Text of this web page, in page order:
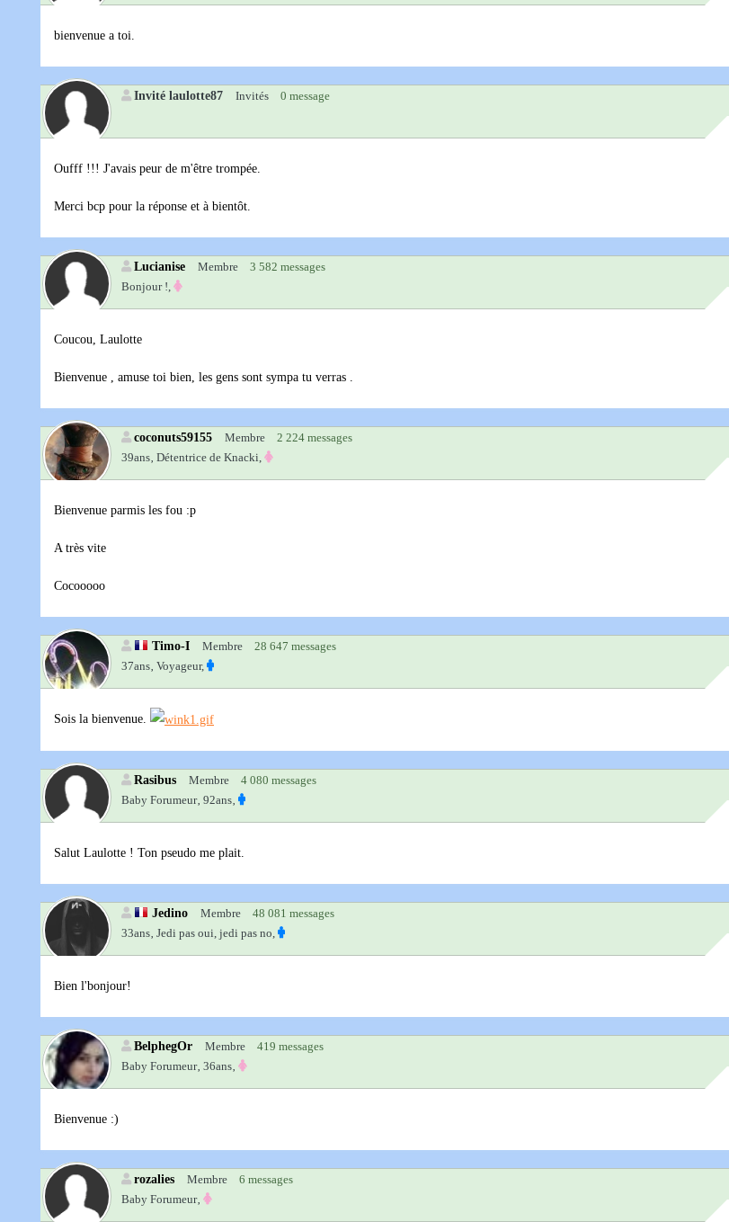
bienvenue a toi.
Invité laulotte87 Invités 0 message
Oufff !!! J'avais peur de m'être trompée.
Merci bcp pour la réponse et à bientôt.
Lucianise Membre
3 582 messages
Bonjour !,
Coucou, Laulotte
Bienvenue , amuse toi bien, les gens sont sympa tu verras .
coconuts59155 Membre
2 224 messages
39ans‚ Détentrice de Knacki,
Bienvenue parmis les fou :p
A très vite
Cocooooo
Timo-I Membre
28 647 messages
37ans‚ Voyageur,
Sois la bienvenue.
Rasibus Membre
4 080 messages
Baby Forumeur‚ 92ans‚
Salut Laulotte ! Ton pseudo me plait.
Jedino Membre
48 081 messages
33ans‚ Jedi pas oui, jedi pas no,
Bien l'bonjour!
BelphegOr Membre
419 messages
Baby Forumeur‚ 36ans‚
Bienvenue :)
rozalies Membre
6 messages
Baby Forumeur‚